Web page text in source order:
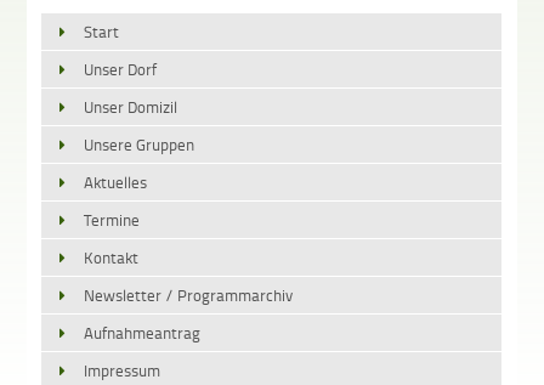
Start
Unser Dorf
Unser Domizil
Unsere Gruppen
Aktuelles
Termine
Kontakt
Newsletter / Programmarchiv
Aufnahmeantrag
Impressum